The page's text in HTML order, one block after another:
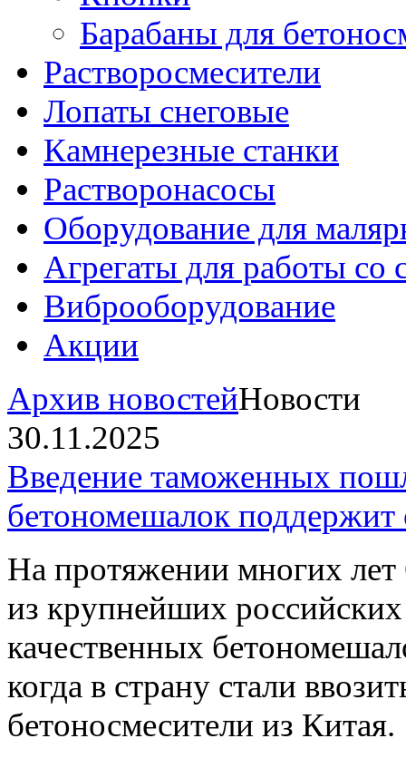
Барабаны для
Растворосмесители
Лопаты снеговые
Камнерезные станки
Растворонасосы
Оборудование для
Агрегаты для работы со
Виброоборудование
Акции
Архив новостейНовости
30.11.2025
Введение таможенных
бетономешалок поддержит
На протяжении многих
из крупнейших
качественных
когда в страну стали
бетоносмесители из Китая.